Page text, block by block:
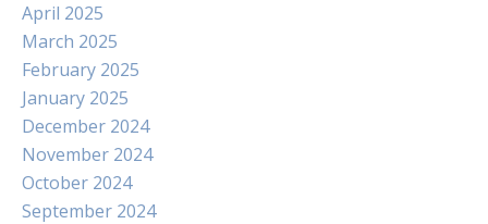
April 2025
March 2025
February 2025
January 2025
December 2024
November 2024
October 2024
September 2024